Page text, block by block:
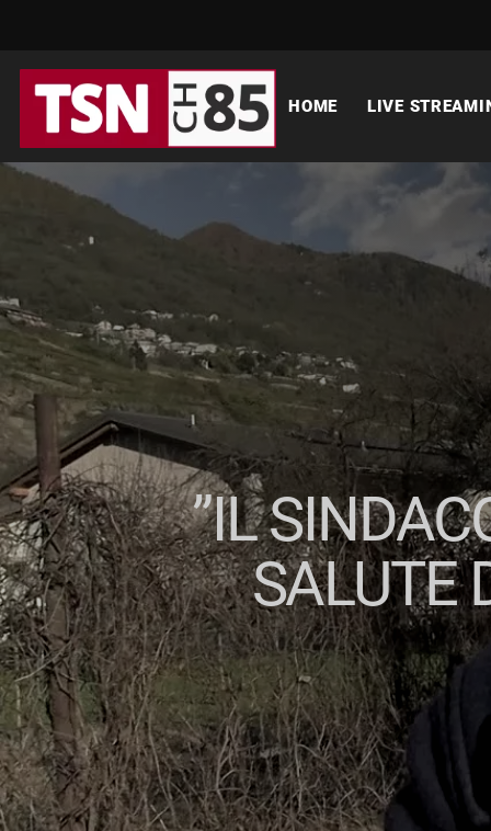
HOME LIVE
”IL
SALUTE